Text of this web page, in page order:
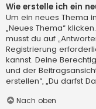
Wie erstelle ich ein
Um ein neues Thema
„Neues Thema“
musst du auf
Registrierung
kannst. Deine
und der
erstellen“, „Du darfst
Nach oben